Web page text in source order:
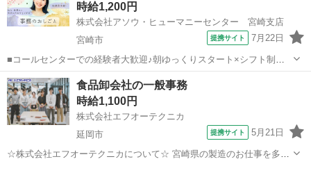
【お仕事内容】 ▼受発...
時給1,200円
株式会社アソウ・ヒューマニーセンター 宮崎支店
宮崎市
提携サイト 7月22日
■コールセンターでの経験者大歓迎♪朝ゆっくりスタート×シフト制！
平日休みも満喫できる採用窓口のオシゴト■宮崎駅から徒歩2分の好立
地！和気あいあいとした明るい職場で気持ちよく働けます■業務に慣れ
たら一部在宅勤務の相談OK！柔軟...
宮崎 宮崎市 一般事務
食品卸会社の一般事務
時給1,100円
株式会社エフオーテクニカ
延岡市
提携サイト 5月21日
☆株式会社エフオーテクニカについて☆ 宮崎県の製造のお仕事を多数